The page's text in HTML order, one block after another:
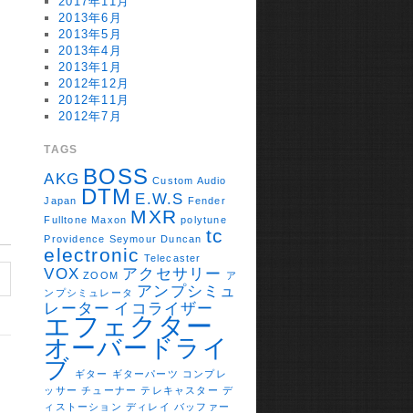
2013年6月
2013年5月
2013年4月
2013年1月
2012年12月
2012年11月
2012年7月
TAGS
AKG BOSS Custom Audio
Japan
DTM E.W.S Fender
Fulltone Maxon MXR polytune
Providence Seymour Duncan tc
electronic Telecaster
VOX ZOOM アクセサリー
ア
ンプシミュレータ
アンプシミュ
レーター イコライザー
エフェクター
オーバードライ
ブ ギター ギターパーツ
コンプレ
ッサー チューナー テレキャスター デ
ィストーション ディレイ バッファー